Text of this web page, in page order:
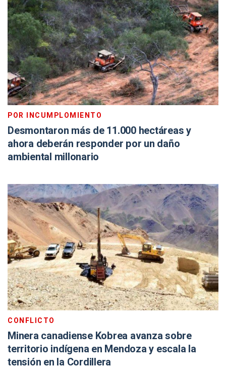
POR INCUMPLOMIENTO
Desmontaron más de 11.000 hectáreas y
ahora deberán responder por un daño
ambiental millonario
CONFLICTO
Minera canadiense Kobrea avanza sobre
territorio indígena en Mendoza y escala la
tensión en la Cordillera